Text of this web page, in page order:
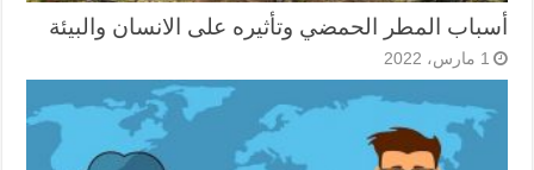
أسباب المطر الحمضي وتأثيره على الانسان والبيئة
1 مارس، 2022